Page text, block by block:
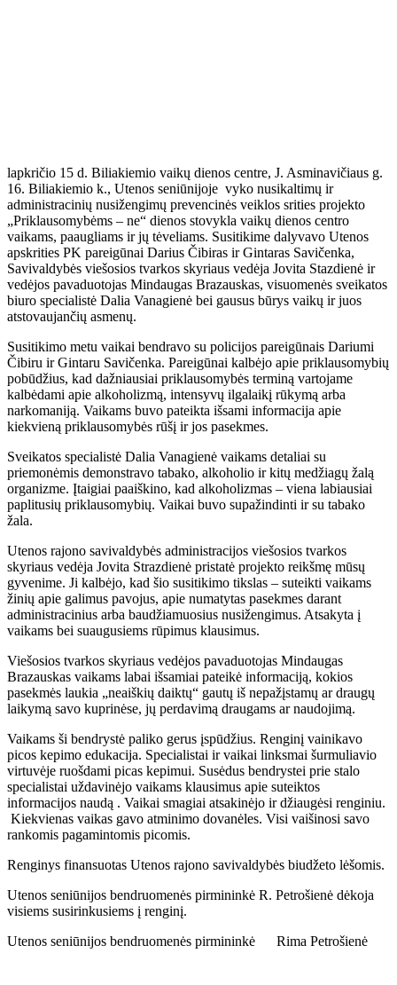
lapkričio 15 d. Biliakiemio vaikų dienos centre, J. Asminavičiaus g.
16. Biliakiemio k., Utenos seniūnijoje vyko nusikaltimų ir
administracinių nusižengimų prevencinės veiklos srities projekto
„Priklausomybėms – ne“ dienos stovykla vaikų dienos centro
vaikams, paaugliams ir jų tėveliams. Susitikime dalyvavo Utenos
apskrities PK pareigūnai Darius Čibiras ir Gintaras Savičenka,
Savivaldybės viešosios tvarkos skyriaus vedėja Jovita Stazdienė ir
vedėjos pavaduotojas Mindaugas Brazauskas, visuomenės sveikatos
biuro specialistė Dalia Vanagienė bei gausus būrys vaikų ir juos
atstovaujančių asmenų.
Susitikimo metu vaikai bendravo su policijos pareigūnais Dariumi
Čibiru ir Gintaru Savičenka. Pareigūnai kalbėjo apie priklausomybių
pobūdžius, kad dažniausiai priklausomybės terminą vartojame
kalbėdami apie alkoholizmą, intensyvų ilgalaikį rūkymą arba
narkomaniją. Vaikams buvo pateikta išsami informacija apie
kiekvieną priklausomybės rūšį ir jos pasekmes.
Sveikatos specialistė Dalia Vanagienė vaikams detaliai su
priemonėmis demonstravo tabako, alkoholio ir kitų medžiagų žalą
organizme. Įtaigiai paaiškino, kad alkoholizmas – viena labiausiai
paplitusių priklausomybių. Vaikai buvo supažindinti ir su tabako
žala.
Utenos rajono savivaldybės administracijos viešosios tvarkos
skyriaus vedėja Jovita Strazdienė pristatė projekto reikšmę mūsų
gyvenime. Ji kalbėjo, kad šio susitikimo tikslas – suteikti vaikams
žinių apie galimus pavojus, apie numatytas pasekmes darant
administracinius arba baudžiamuosius nusižengimus. Atsakyta į
vaikams bei suaugusiems rūpimus klausimus.
Viešosios tvarkos skyriaus vedėjos pavaduotojas Mindaugas
Brazauskas vaikams labai išsamiai pateikė informaciją, kokios
pasekmės laukia „neaiškių daiktų“ gautų iš nepažįstamų ar draugų
laikymą savo kuprinėse, jų perdavimą draugams ar naudojimą.
Vaikams ši bendrystė paliko gerus įspūdžius. Renginį vainikavo
picos kepimo edukacija. Specialistai ir vaikai linksmai šurmuliavio
virtuvėje ruošdami picas kepimui. Susėdus bendrystei prie stalo
specialistai uždavinėjo vaikams klausimus apie suteiktos
informacijos naudą . Vaikai smagiai atsakinėjo ir džiaugėsi renginiu.
Kiekvienas vaikas gavo atminimo dovanėles. Visi vaišinosi savo
rankomis pagamintomis picomis.
Renginys finansuotas Utenos rajono savivaldybės biudžeto lėšomis.
Utenos seniūnijos bendruomenės pirmininkė R. Petrošienė dėkoja
visiems susirinkusiems į renginį.
Utenos seniūnijos bendruomenės pirmininkė Rima Petrošienė